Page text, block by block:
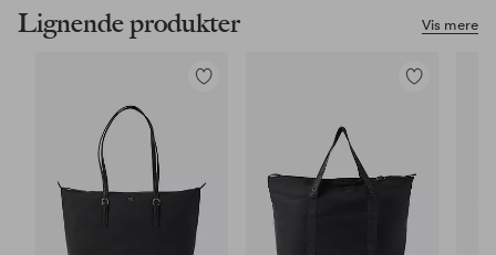
Vis mere
Lignende produkter
Tilføj
Tilføj